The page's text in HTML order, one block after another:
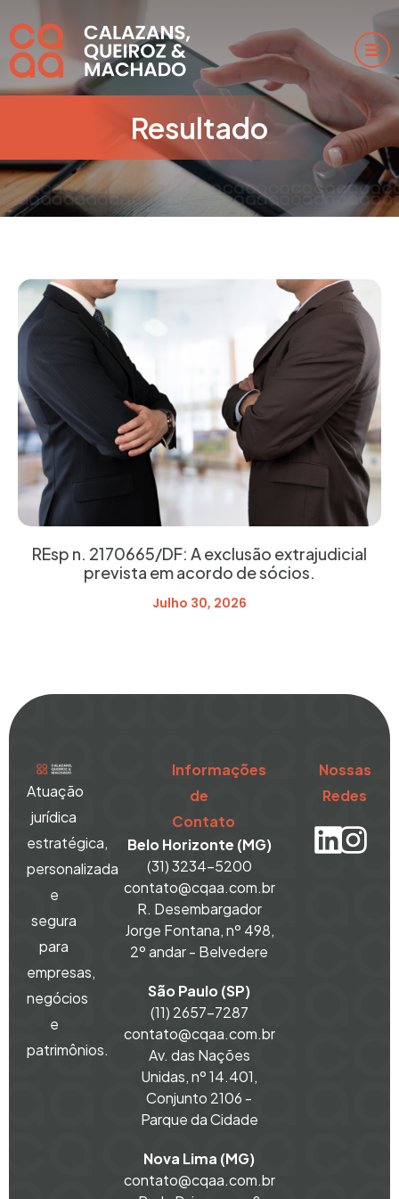
Resultado
REsp n. 2170665/DF: A exclusão extrajudicial
prevista em acordo de sócios.
Julho 30, 2026
Atuação
jurídica
estratégica,
personalizada
e
segura
para
empresas,
negócios
e
patrimônios.
Informações
de
Contato
Belo Horizonte (MG)
(31) 3234-5200
contato@cqaa.com.br
R. Desembargador
Jorge Fontana, nº 498,
2º andar - Belvedere
São Paulo (SP)
(11) 2657-7287
contato@cqaa.com.br
Av. das Nações
Unidas, nº 14.401,
Conjunto 2106 -
Parque da Cidade
Nova Lima (MG)
contato@cqaa.com.br
Nossas
Redes